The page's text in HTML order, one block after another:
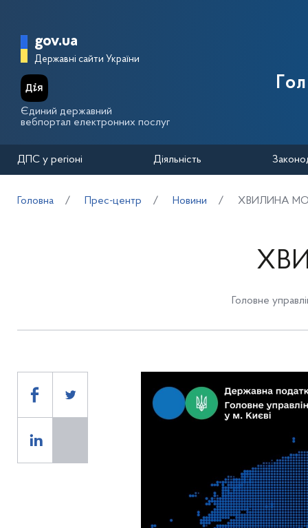
Головна сторінка Державної
gov.ua
Державні сайти України
Єдиний державний
вебпортал електронних послуг
ДПС у регіоні Діяльність
Головна Прес-центр Новини ХВИЛИНА
Головне